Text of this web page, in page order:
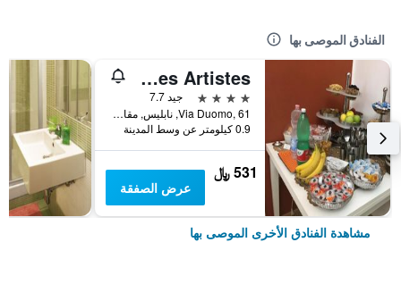
الفنادق الموصى بها
Hotel Des Artistes
4 نجوم
جيد 7.7
Via Duomo, 61, نابليس, مقاطعة نابولي, إيطاليا
0.9 كيلومتر عن وسط المدينة
531 ﷼
عرض الصفقة
مشاهدة الفنادق الأخرى الموصى بها